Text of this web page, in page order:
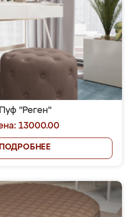
Пуф "Реген"
13000.00
ПОДРОБНЕЕ